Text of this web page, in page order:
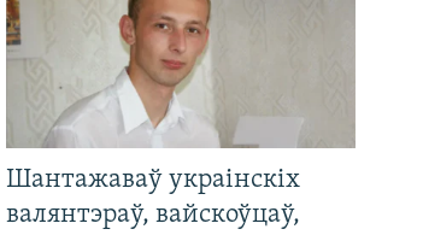
Шантажаваў украінскіх
валянтэраў, вайскоўцаў,